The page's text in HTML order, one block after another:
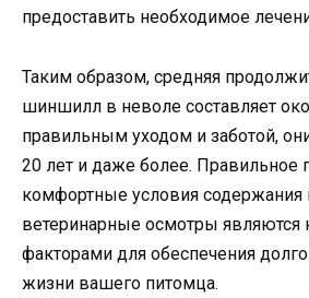
предоставить необходимое
Таким образом, средняя
шиншилл в неволе составляет
правильным уходом и заботой,
20 лет и даже более. Правильное
комфортные условия содержания
ветеринарные осмотры
факторами для обеспечения
жизни вашего питомца.